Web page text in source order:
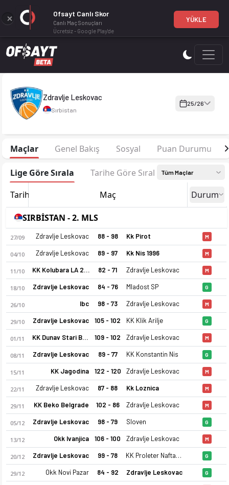
Zdravlje Leskovac 25-26 sezonu kadrosu, maç fikstürü,
Zdravlje Leskovac
Sırbistan
25/26
Maçlar Genel Bakış Sosyal Puan Durumu
Lige Göre Sırala Tarihe Göre Sırala Tüm Maçlar
Tarih Maç Durum
SIRBİSTAN - 2. MLS
27/09 Zdravlje Leskovac 88 - 98 Kk Pirot M
04/10 Zdravlje Leskovac 89 - 97 Kk Nis 1996 M
11/10 KK Kolubara LA 2003 82 - 71 Zdravlje Leskovac M
18/10 Zdravlje Leskovac 84 - 76 Mladost SP G
26/10 Ibc 98 - 73 Zdravlje Leskovac M
29/10 Zdravlje Leskovac 105 - 102 KK Klik Arilje G
01/11 KK Dunav Stari Banovci 109 - 102 Zdravlje Leskovac M
08/11 Zdravlje Leskovac 89 - 77 KK Konstantin Nis G
15/11 KK Jagodina 122 - 120 Zdravlje Leskovac M
22/11 Zdravlje Leskovac 87 - 88 Kk Loznica M
29/11 KK Beko Belgrade 102 - 86 Zdravlje Leskovac M
05/12 Zdravlje Leskovac 98 - 79 Sloven G
13/12 Okk Ivanjica 106 - 100 Zdravlje Leskovac M
20/12 Zdravlje Leskovac 99 - 78 KK Proleter Naftagas G
29/12 Okk Novi Pazar 84 - 92 Zdravlje Leskovac G
Ofsayt Canlı Skor
Canlı Maç Sonuçları
Ücretsiz - Google Play'de
YÜKLE